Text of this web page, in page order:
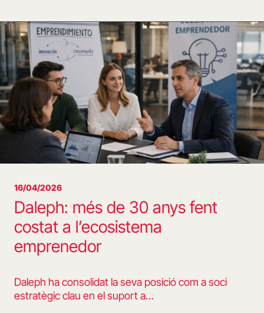
16/04/2026
Daleph: més de 30 anys fent
costat a l’ecosistema
emprenedor
Daleph ha consolidat la seva posició com a soci
estratègic clau en el suport a…